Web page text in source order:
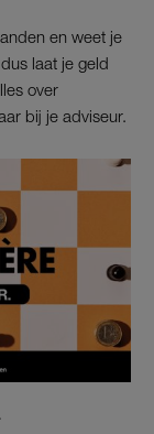
en weet je
laat je geld
over
bij je adviseur.